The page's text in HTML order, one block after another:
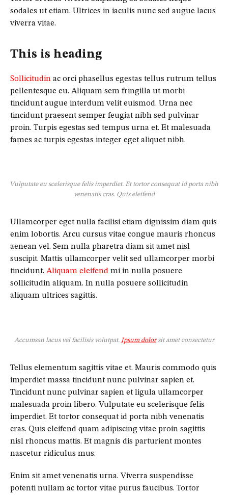
sodales ut etiam. Ultrices in iaculis nunc sed augue lacus
viverra vitae.
This is heading
Sollicitudin ac orci phasellus egestas tellus rutrum tellus
pellentesque eu. Aliquam sem fringilla ut morbi
tincidunt augue interdum velit euismod. Urna nec
tincidunt praesent semper feugiat nibh sed pulvinar
proin. Turpis egestas sed tempus urna et. Et malesuada
fames ac turpis egestas integer eget aliquet nibh.
Vulputate eu scelerisque felis imperdiet. Et tortor consequat id porta nibh
venenatis cras. Quis eleifend
Ullamcorper eget nulla facilisi etiam dignissim diam quis
enim lobortis. Arcu cursus vitae congue mauris rhoncus
aenean vel. Sem nulla pharetra diam sit amet nisl
suscipit. Mattis ullamcorper velit sed ullamcorper morbi
tincidunt. Aliquam eleifend mi in nulla posuere
sollicitudin aliquam. In nulla posuere sollicitudin
aliquam ultrices sagittis.
Accumsan lacus vel facilisis volutpat. Ipsum dolorsit amet consectetur
Tellus elementum sagittis vitae et. Mauris commodo quis
imperdiet massa tincidunt nunc pulvinar sapien et.
Tincidunt nunc pulvinar sapien et ligula ullamcorper
malesuada proin libero. Vulputate eu scelerisque felis
imperdiet. Et tortor consequat id porta nibh venenatis
cras. Quis eleifend quam adipiscing vitae proin sagittis
nisl rhoncus mattis. Et magnis dis parturient montes
nascetur ridiculus mus.
Enim sit amet venenatis urna. Viverra suspendisse
potenti nullam ac tortor vitae purus faucibus. Tortor